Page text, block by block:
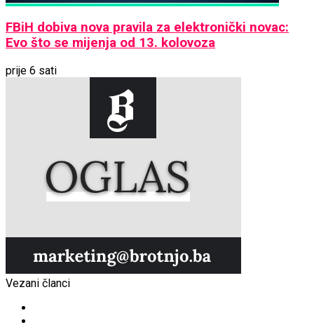
FBiH dobiva nova pravila za elektronički novac:
Evo što se mijenja od 13. kolovoza
prije 6 sati
Vezani članci